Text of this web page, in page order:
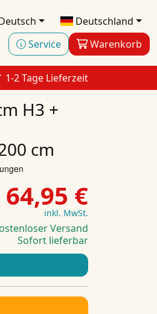
Deutschland
Service
Warenkorb
1-2 Tage Lieferzeit
H3 +
cm
64,95 €
inkl. MwSt.
Versand
Sofort lieferbar